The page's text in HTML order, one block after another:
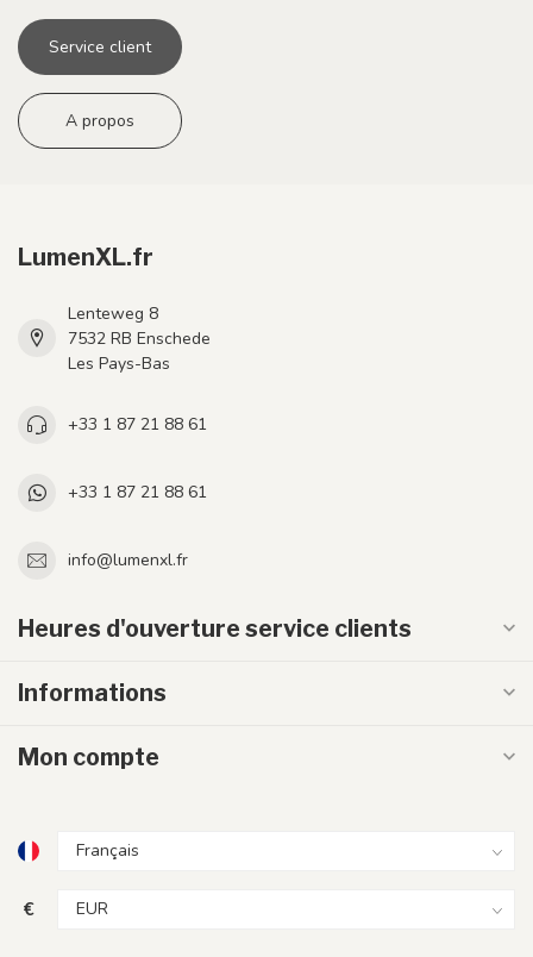
Service client
A propos
LumenXL.fr
Lenteweg 8
7532 RB Enschede
Les Pays-Bas
+33 1 87 21 88 61
+33 1 87 21 88 61
info@lumenxl.fr
Heures d'ouverture service clients
Informations
Mon compte
€